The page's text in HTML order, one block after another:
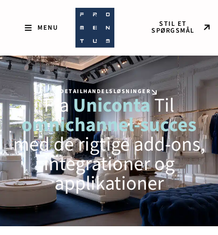
STIL ET
SPØRGSMÅL
DETAILHANDELSLØSNINGER
FraUnicontaTil
omnichannel-succes
med de rigtige add-ons,
integrationer og
applikationer